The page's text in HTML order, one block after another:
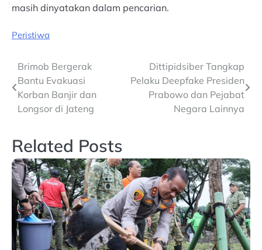
masih dinyatakan dalam pencarian.
Peristiwa
Post
navigation
Brimob Bergerak
Bantu Evakuasi
Korban Banjir dan
Longsor di Jateng
Dittipidsiber Tangkap
Pelaku Deepfake Presiden
Prabowo dan Pejabat
Negara Lainnya
Related Posts